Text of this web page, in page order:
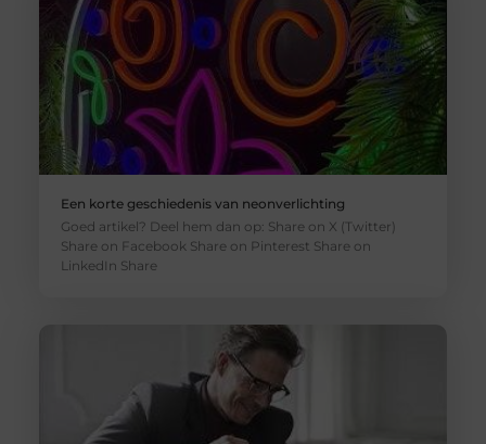
Een korte geschiedenis van neonverlichting
Goed artikel? Deel hem dan op: Share on X (Twitter)
Share on Facebook Share on Pinterest Share on
LinkedIn Share